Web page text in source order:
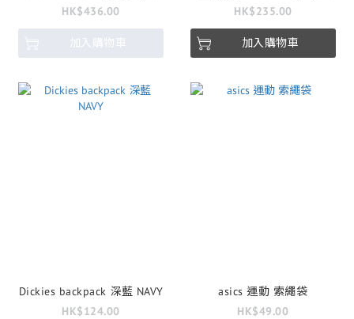
運動袋
HK$436.00
加入購物車
Boston Bag
HK$235.00
加入購物車
Dickies backpack 深藍 NAVY
HK$124.00
asics 運動 索繩袋
HK$49.00